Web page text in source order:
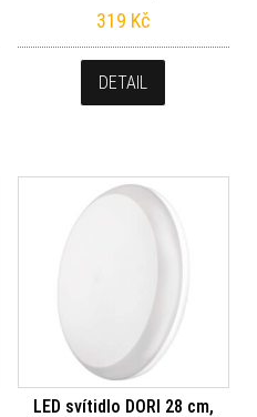
319 Kč
DETAIL
LED svítidlo DORI 28 cm,